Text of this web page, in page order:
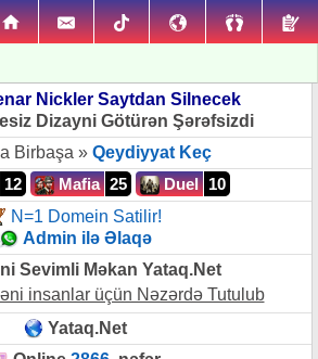
Nickler Saytdan Silnecek
Dizayni Götürən Şərəfsizdi
Birbaşa » Qeydiyyat Keç
12 Mafia 25 Duel 10
N=1 Domein Satilir!
Admin ilə Əlaqə
Sevimli Məkan Yataq.Net
insanlar üçün Nəzərdə Tutulub
Yataq.Net